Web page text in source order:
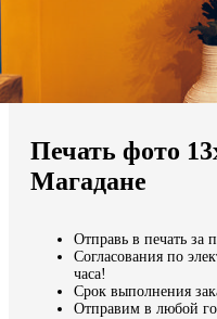
Мы доставляем по всему
Продолжить без города
Печать фото
Магадане
Отправь в печать за
Согласования по
часа!
Срок выполнения
Отправим в любой